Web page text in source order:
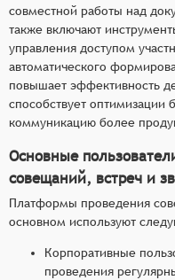
совместной работы над
также включают
управления доступом
автоматического
повышает эффективность
способствует оптимизации
коммуникацию более
Основные
совещаний, встреч и
Платформы проведения
основном используют
Корпоративные
проведения